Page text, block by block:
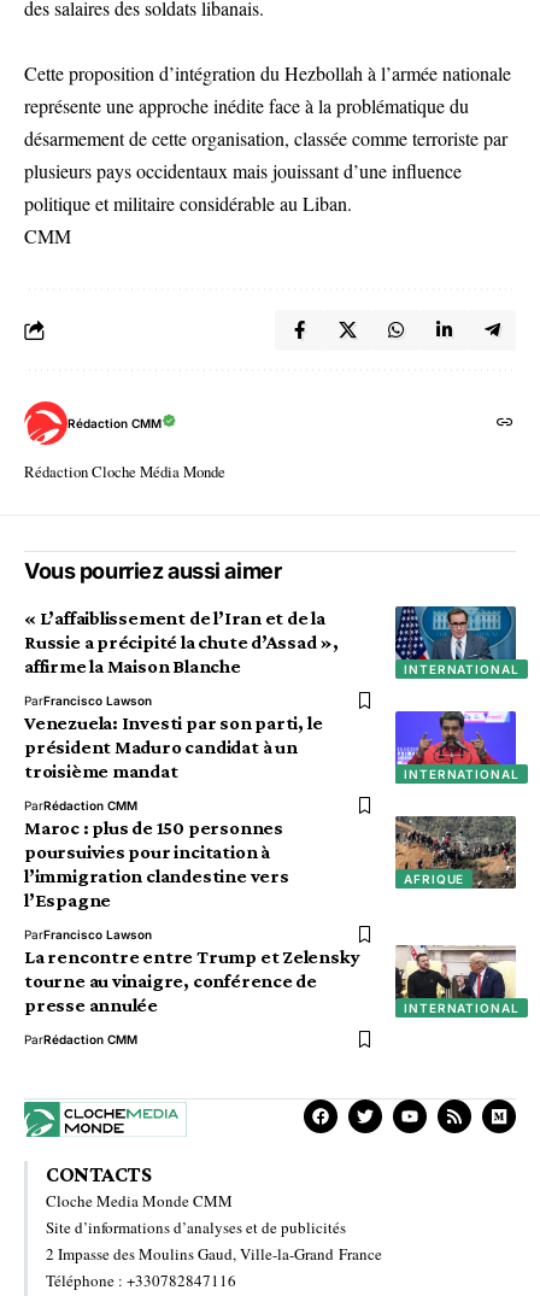
des salaires des soldats libanais.
Cette proposition d’intégration du Hezbollah à l’armée nationale
représente une approche inédite face à la problématique du
désarmement de cette organisation, classée comme terroriste par
plusieurs pays occidentaux mais jouissant d’une influence
politique et militaire considérable au Liban.
CMM
Rédaction CMM
Rédaction Cloche Média Monde
Vous pourriez aussi aimer
INTERNATIONAL
« L’affaiblissement de l’Iran et de la
Russie a précipité la chute d’Assad »,
affirme la Maison Blanche
ParFrancisco Lawson
INTERNATIONAL
Venezuela: Investi par son parti, le
président Maduro candidat à un
troisième mandat
ParRédaction CMM
AFRIQUE
Maroc : plus de 150 personnes
poursuivies pour incitation à
l’immigration clandestine vers
l’Espagne
ParFrancisco Lawson
INTERNATIONAL
La rencontre entre Trump et Zelensky
tourne au vinaigre, conférence de
presse annulée
ParRédaction CMM
CONTACTS
Cloche Media Monde CMM
Site d’informations d’analyses et de publicités
2 Impasse des Moulins Gaud, Ville-la-Grand France
Téléphone : +330782847116